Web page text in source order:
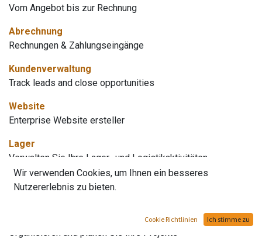
Vom Angebot bis zur Rechnung
Abrechnung
Rechnungen & Zahlungseingänge
Kundenverwaltung
Track leads and close opportunities
Website
Enterprise Website ersteller
Lager
Verwalten Sie Ihre Lager- und Logistikaktivitäten
Einkauf
Organisieren und planen Sie Ihre Projekte
Wir verwenden Cookies, um Ihnen ein besseres
Nutzererlebnis zu bieten.
Cookie Richtlinien Ich stimme zu